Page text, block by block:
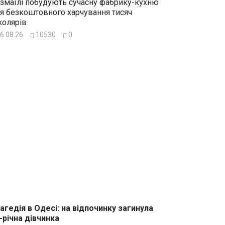
побудують сучасну фабрику-кухню
безкоштовного харчування тисяч
10530 0
в Одесі: на відпочинку загинула
річна дівчинка